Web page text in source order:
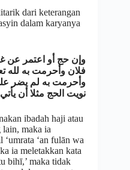
dari keterangan
dalam karyanya
وإن حج أو اعتمر عن
فلان وأحرمت به لله
وأحرمت به لم يضر
نويت الحج مثلا أن
ibadah haji atau
lain, maka ia
‘an fulān wa
ia meletakkan kata
bihī,’ maka tidak